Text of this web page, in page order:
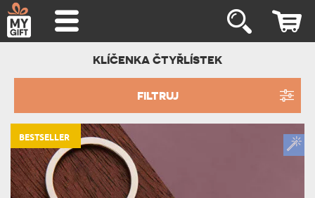
KLÍČENKA ČTYŘLÍSTEK
FILTRUJ
BESTSELLER